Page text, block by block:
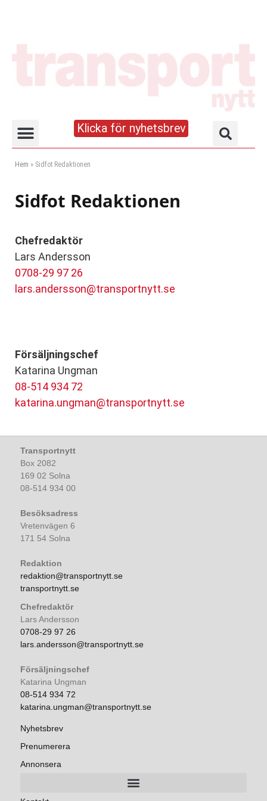
Klicka för nyhetsbrev
Hem » Sidfot Redaktionen
Sidfot Redaktionen
Chefredaktör
Lars Andersson
0708-29 97 26
lars.andersson@transportnytt.se
Försäljningschef
Katarina Ungman
08-514 934 72
katarina.ungman@transportnytt.se
Transportnytt
Box 2082
169 02 Solna
08-514 934 00
Besöksadress
Vretenvägen 6
171 54 Solna
Redaktion
redaktion@transportnytt.se
transportnytt.se
Chefredaktör
Lars Andersson
0708-29 97 26
lars.andersson@transportnytt.se
Försäljningschef
Katarina Ungman
08-514 934 72
katarina.ungman@transportnytt.se
Nyhetsbrev
Prenumerera
Annonsera